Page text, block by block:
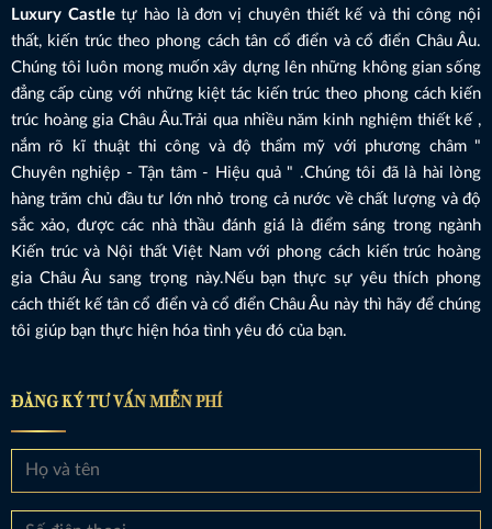
Luxury Castletự hào là đơn vị chuyên thiết kế và thi công nội
thất, kiến trúc theo phong cách tân cổ điển và cổ điển Châu Âu.
Chúng tôi luôn mong muốn xây dựng lên những không gian sống
đẳng cấp cùng với những kiệt tác kiến trúc theo phong cách kiến
trúc hoàng gia Châu Âu.Trải qua nhiều năm kinh nghiệm thiết kế ,
nắm rõ kĩ thuật thi công và độ thẩm mỹ với phương châm "
Chuyên nghiệp - Tận tâm - Hiệu quả " .Chúng tôi đã là hài lòng
hàng trăm chủ đầu tư lớn nhỏ trong cả nước về chất lượng và độ
sắc xảo, được các nhà thầu đánh giá là điểm sáng trong ngành
Kiến trúc và Nội thất Việt Nam với phong cách kiến trúc hoàng
gia Châu Âu sang trọng này.Nếu bạn thực sự yêu thích phong
cách thiết kế tân cổ điển và cổ điển Châu Âu này thì hãy để chúng
tôi giúp bạn thực hiện hóa tình yêu đó của bạn.
ĐĂNG KÝ TƯ VẤN MIỄN PHÍ